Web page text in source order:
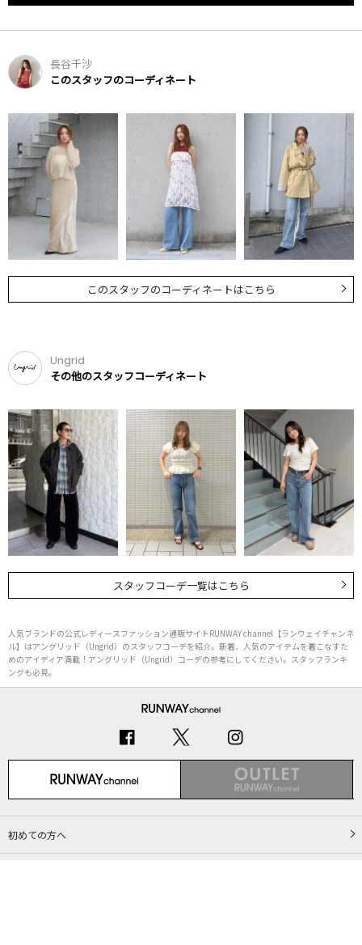
長谷千沙
このスタッフのコーディネート
このスタッフのコーディネートはこちら
Ungrid
その他のスタッフコーディネート
スタッフコーデ一覧はこちら
人気ブランドの公式レディースファッション通販サイトRUNWAY channel【ランウェイチャンネ
ル】はアングリッド（Ungrid）のスタッフコーデを紹介。新着、人気のアイテムを着こなすた
めのアイディア満載！アングリッド（Ungrid）コーデの参考にしてください。スタッフランキ
ングも必見。
初めての方へ